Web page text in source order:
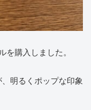
を購入しました。
明るくポップな印象